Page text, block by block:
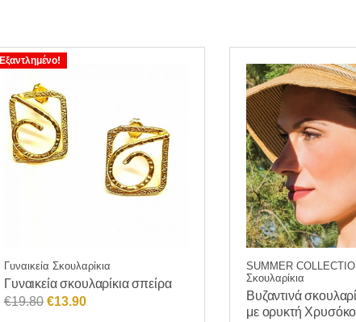
Εξαντλημένο!
Γυναικεία Σκουλαρίκια
Γυναικεία σκουλαρίκια σπείρα
€19.80 Original
€13.90Η
SUMMER
Σκουλαρίκια
Βυζαντινά
με ορυκτή